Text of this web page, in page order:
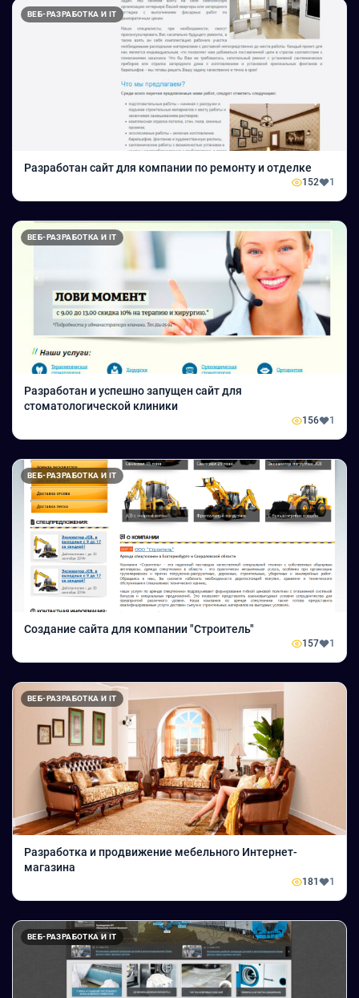
ВЕБ-РАЗРАБОТКА И IT
Разработан сайт для компании по ремонту и отделке
152 1
ВЕБ-РАЗРАБОТКА И IT
Разработан и успешно запущен сайт для
стоматологической клиники
156 1
ВЕБ-РАЗРАБОТКА И IT
Создание сайта для компании "Строитель"
157 1
ВЕБ-РАЗРАБОТКА И IT
Разработка и продвижение мебельного Интернет-
магазина
181 1
ВЕБ-РАЗРАБОТКА И IT